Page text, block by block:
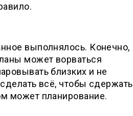
выполнялось. Конечно,
может ворваться
близких и не
всё, чтобы сдержать
может планирование.